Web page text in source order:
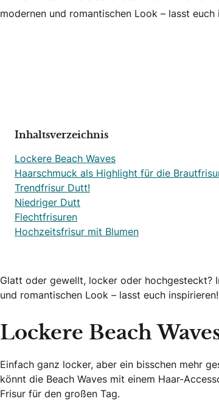
modernen und romantischen Look – lasst euch
Inhaltsverzeichnis
Lockere Beach Waves
Haarschmuck als Highlight für die
Trendfrisur Dutt!
Niedriger Dutt
Flechtfrisuren
Hochzeitsfrisur mit Blumen
Glatt oder gewellt, locker oder hochgesteckt?
und romantischen Look – lasst euch inspirieren!
Lockere Beach
Einfach ganz locker, aber ein bisschen mehr
könnt die Beach Waves mit einem Haar-
Frisur für den großen Tag.